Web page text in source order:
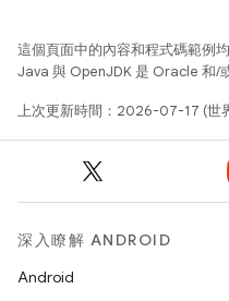
這個頁面中的內容和程式碼範例
Java 與 OpenJDK 是 Oracle 和/
上次更新時間：2026-07-17 (世
深入瞭解 ANDROID
Android